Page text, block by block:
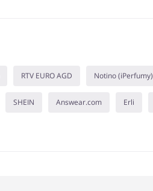
RTV EURO AGD Notino (iPerfumy)
SHEIN Answear.com Erli